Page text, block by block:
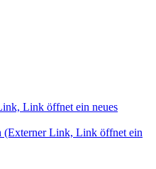
Link öffnet ein neues
(Externer Link, Link öffnet ein